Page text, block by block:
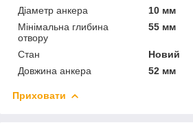
Діаметр анкера
10 мм
Мінімальна глибина
отвору
55 мм
Стан
Новий
Довжина анкера
52 мм
Приховати